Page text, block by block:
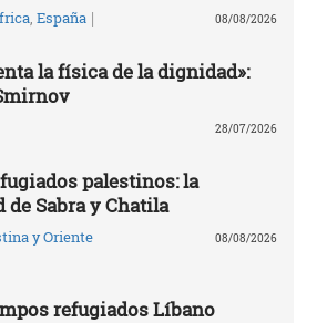
, España | 08/08/2026
la física de la dignidad»:
28/07/2026
palestinos: la
Sabra y Chatila
y Oriente
08/08/2026
refugiados Líbano